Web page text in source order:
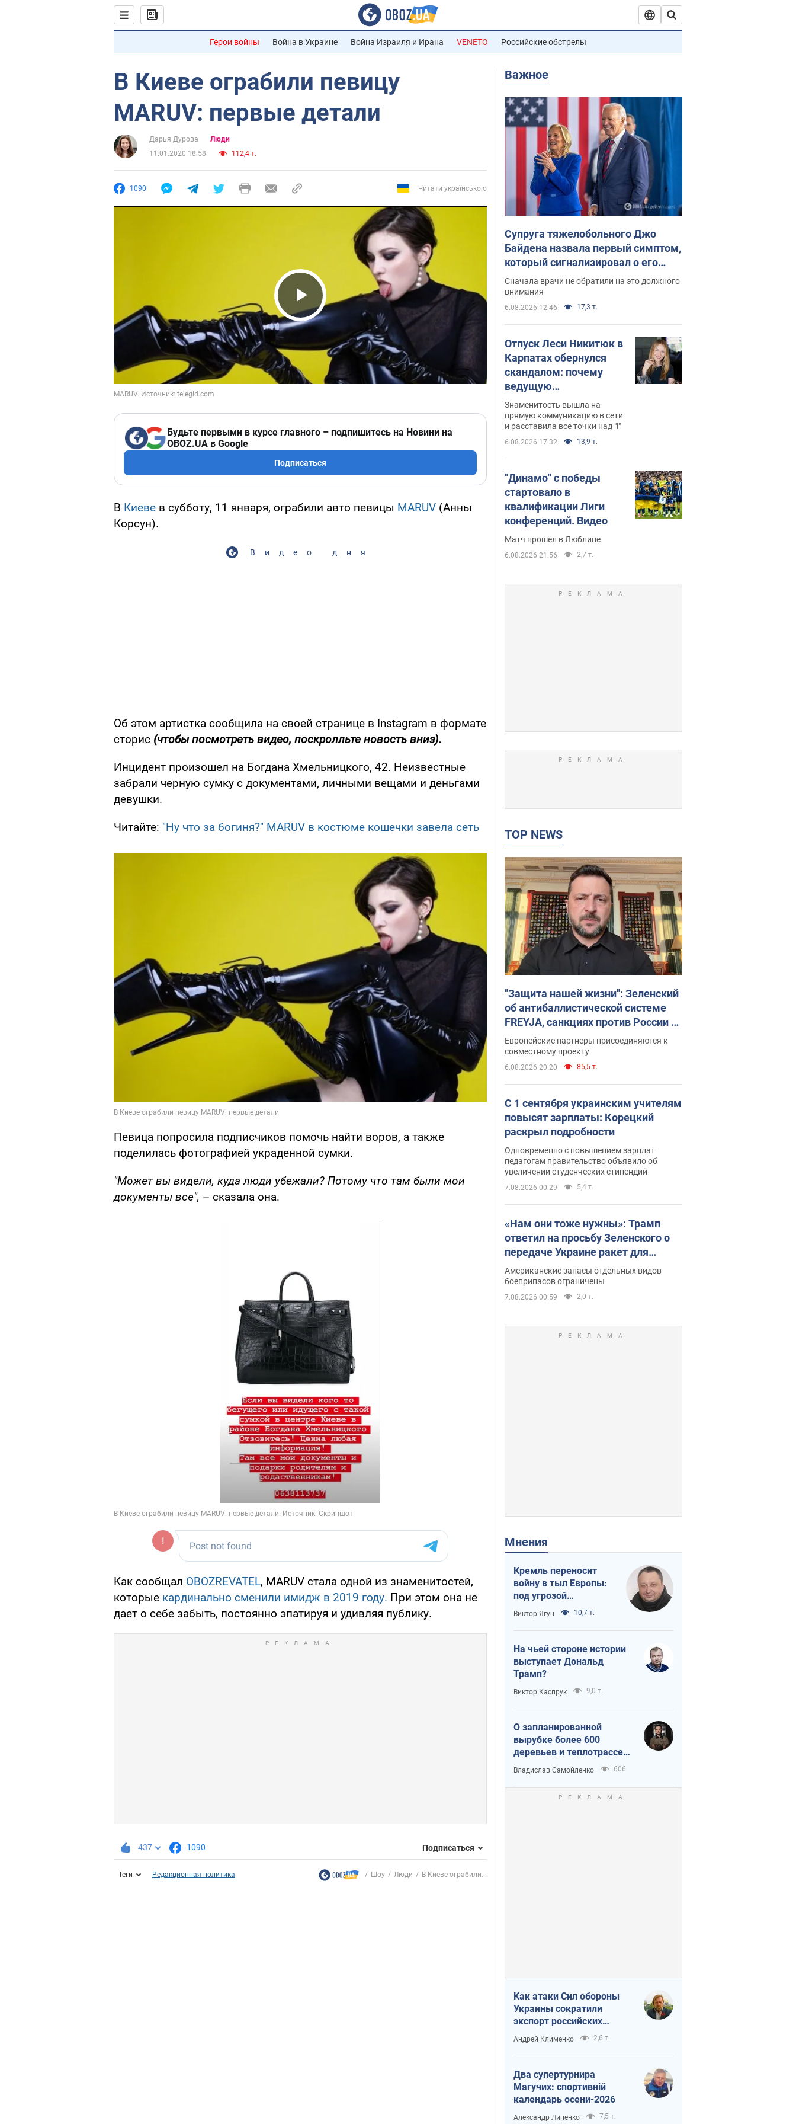
Герои войны Война в Украине Война Израиля и Ирана VENETO Российские обстрелы
В Киеве ограбили певицу
MARUV: первые детали
Дарья Дурова
Люди
11.01.2020 18:58
112,4 т.
1090 Читати українською
Play Video
Будьте первыми в курсе главного – подпишитесь на Новини на
OBOZ.UA в Google
Подписаться
В Киеве в субботу, 11 января, ограбили авто певицы MARUV (Анны
Корсун).
Видео дня
Об этом артистка сообщила на своей странице в Instagram в формате
сторис (чтобы посмотреть видео, поскролльте новость вниз).
Инцидент произошел на Богдана Хмельницкого, 42. Неизвестные
забрали черную сумку с документами, личными вещами и деньгами
девушки.
Читайте: "Ну что за богиня?" MARUV в костюме кошечки завела сеть
Певица попросила подписчиков помочь найти воров, а также
поделилась фотографией украденной сумки.
"Может вы видели, куда люди убежали? Потому что там были мои
документы все", – сказала она.
Как сообщал OBOZREVATEL, MARUV стала одной из знаменитостей,
которые кардинально сменили имидж в 2019 году. При этом она не
дает о себе забыть, постоянно эпатируя и удивляя публику.
437 1090 Подписаться
Теги Редакционная политика Шоу Люди В Киеве ограбили...
Важное
Супруга тяжелобольного Джо
Байдена назвала первый симптом,
который сигнализировал о его
"агрессивном" раке
Сначала врачи не обратили на это должного
внимания
6.08.2026 12:46 17,3 т.
Отпуск Леси Никитюк в
Карпатах обернулся
скандалом: почему
ведущую
несправедливо
захейтили
Знаменитость вышла на
прямую коммуникацию в сети
и расставила все точки над "i"
6.08.2026 17:32 13,9 т.
"Динамо" с победы
стартовало в
квалификации Лиги
конференций. Видео
Матч прошел в Люблине
6.08.2026 21:56 2,7 т.
TOP NEWS
"Защита нашей жизни": Зеленский
об антибаллистической системе
FREYJA, санкциях против России и
поддержке аграриев. Видео
Европейские партнеры присоединяются к
совместному проекту
6.08.2026 20:20 85,5 т.
С 1 сентября украинским учителям
повысят зарплаты: Корецкий
раскрыл подробности
Одновременно с повышением зарплат
педагогам правительство объявило об
увеличении студенческих стипендий
7.08.2026 00:29 5,4 т.
«Нам они тоже нужны»: Трамп
ответил на просьбу Зеленского о
передаче Украине ракет для
Patriot
Американские запасы отдельных видов
боеприпасов ограничены
7.08.2026 00:59 2,0 т.
Мнения
Кремль переносит
войну в тыл Европы:
под угрозой
критическая
логистика
Виктор Ягун 10,7 т.
На чьей стороне истории
выступает Дональд
Трамп?
Виктор Каспрук 9,0 т.
О запланированной
вырубке более 600
деревьев и теплотрассе:
что происходит на
Теремках в Киеве
Владислав Самойленко 606
Как атаки Сил обороны
Украины сократили
экспорт российских
нефтепродуктов
Андрей Клименко 2,6 т.
Два супертурнира
Магучих: спортивній
календарь осени-2026
Александр Липенко 7,5 т.